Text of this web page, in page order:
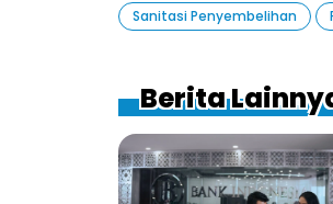
Sanitasi Penyembelihan
Berita